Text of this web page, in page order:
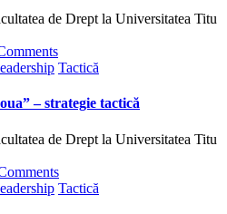
de Drept la Universitatea Titu
Tactică
– strategie tactică
de Drept la Universitatea Titu
Tactică